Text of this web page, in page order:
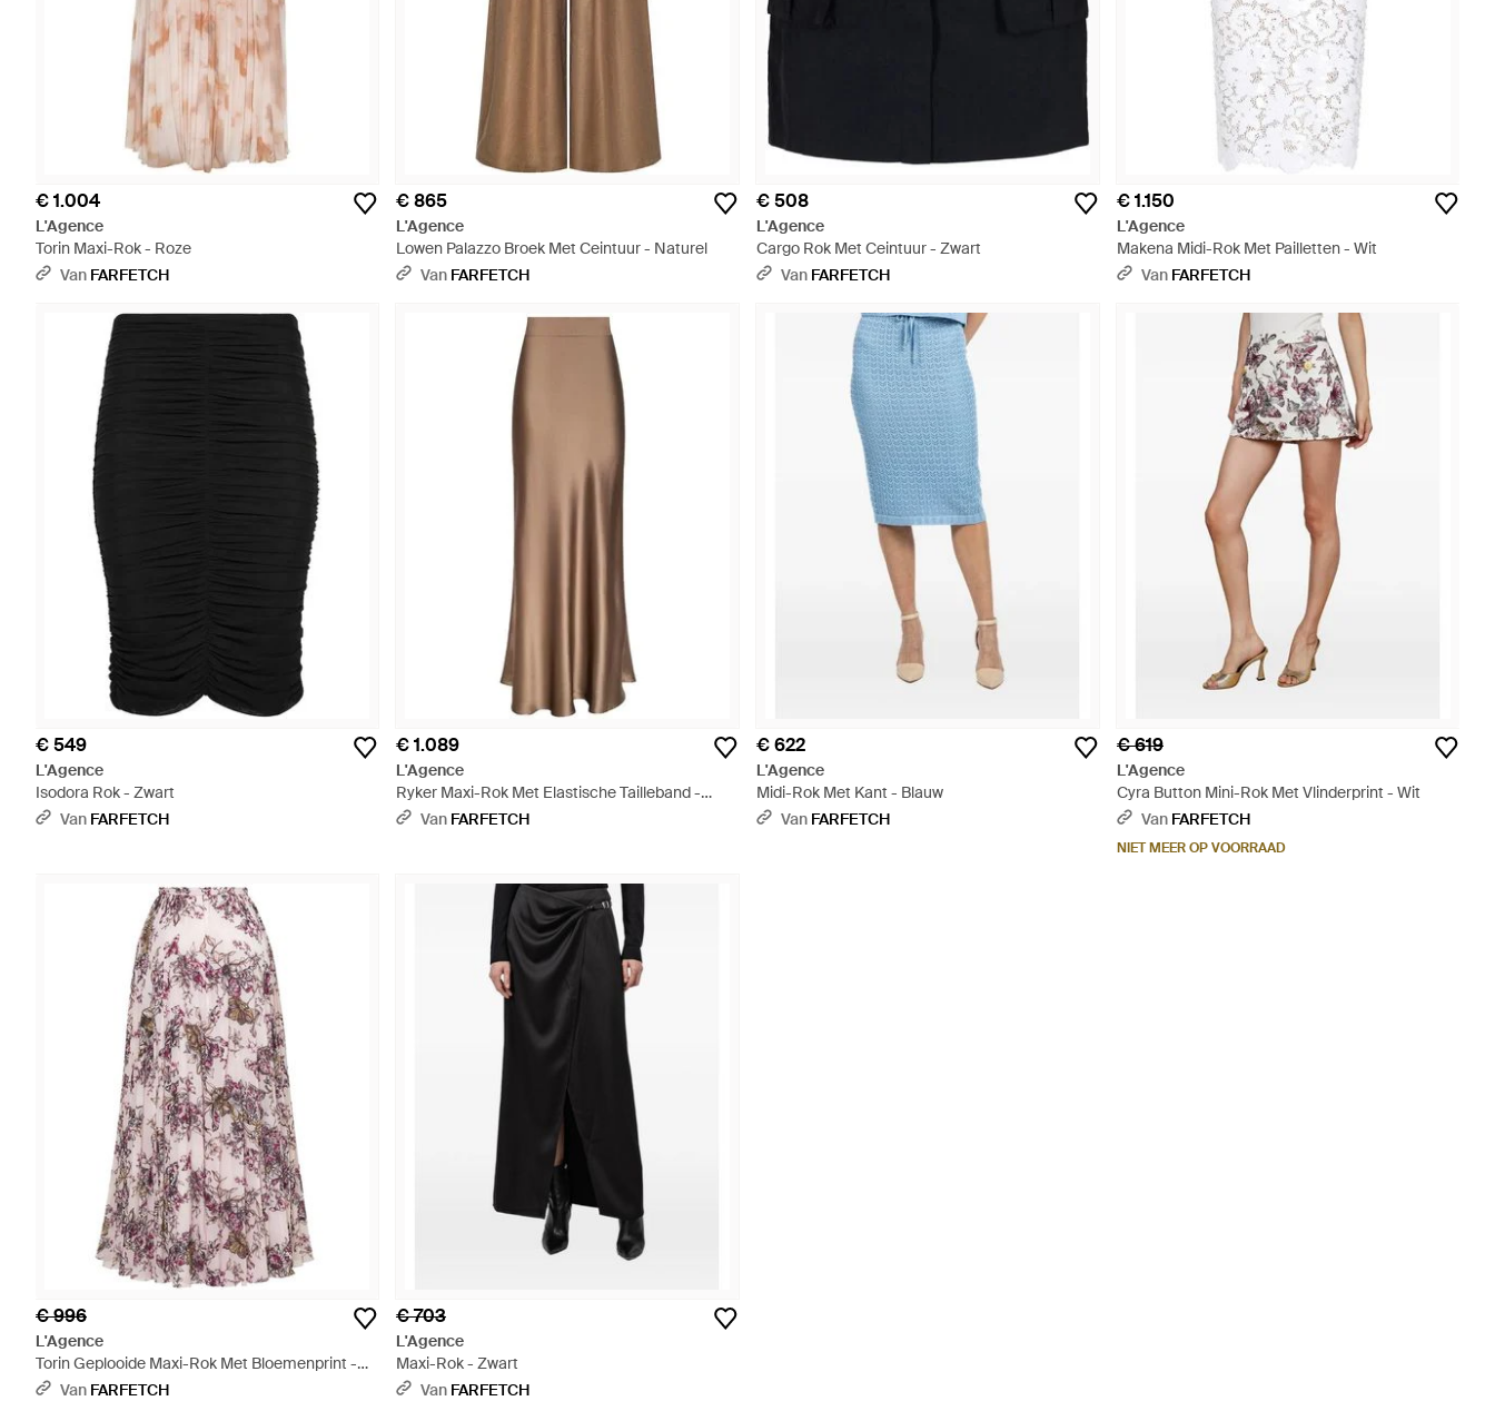
€ 1.004
L'Agence
Torin Maxi-Rok - Roze
Van FARFETCH
€ 865
L'Agence
Lowen Palazzo Broek Met Ceintuur - Naturel
Van FARFETCH
€ 508
L'Agence
Cargo Rok Met Ceintuur - Zwart
Van FARFETCH
€ 1.150
L'Agence
Makena Midi-Rok Met Pailletten - Wit
Van FARFETCH
€ 549
L'Agence
Isodora Rok - Zwart
Van FARFETCH
€ 1.089
L'Agence
Ryker Maxi-Rok Met Elastische Tailleband -
Meerkleurig
Van FARFETCH
€ 622
L'Agence
Midi-Rok Met Kant - Blauw
Van FARFETCH
€ 619
L'Agence
Cyra Button Mini-Rok Met Vlinderprint - Wit
Van FARFETCH
NIET MEER OP VOORRAAD
€ 996
L'Agence
Torin Geplooide Maxi-Rok Met Bloemenprint -
RozeVan FARFETCH
€ 703
L'Agence
Maxi-Rok - Zwart
Van FARFETCH